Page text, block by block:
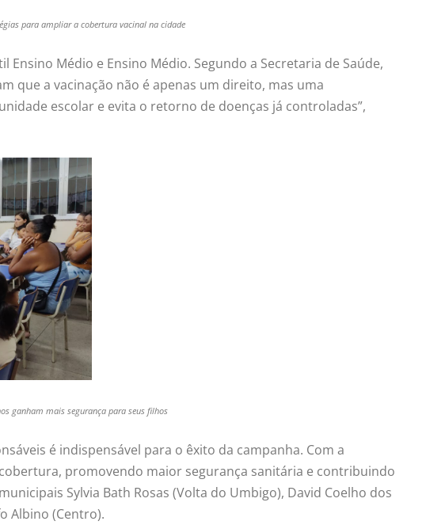
para ampliar a cobertura vacinal na cidade
Médio e Ensino Médio. Segundo a Secretaria de Saúde,
que a vacinação não é apenas um direito, mas uma
escolar e evita o retorno de doenças já controladas”,
ganham mais segurança para seus filhos
é indispensável para o êxito da campanha. Com a
promovendo maior segurança sanitária e contribuindo
Sylvia Bath Rosas (Volta do Umbigo), David Coelho dos
Albino (Centro).